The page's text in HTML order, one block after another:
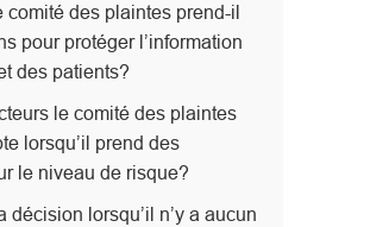
comité des plaintes prend-il
pour protéger l’information
des patients?
le comité des plaintes
lorsqu’il prend des
le niveau de risque?
décision lorsqu’il n’y a aucun